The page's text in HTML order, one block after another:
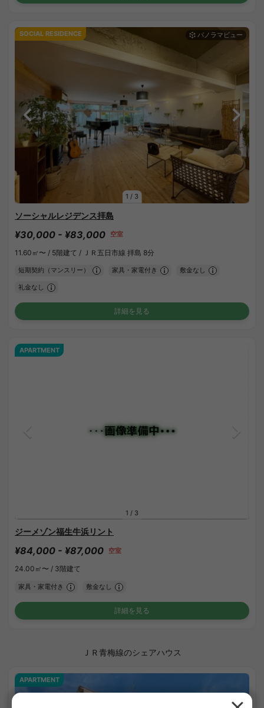
1 / 3
SOCIAL RESIDENCE
ソーシャルレジデンス拝島
¥30,000 - ¥83,000 空室
11.60㎡〜 / 5階建て / ＪＲ五日市線 拝島 8分
短期契約（マンスリー） 家具・家電付き 敷金なし
礼金なし
詳細を見る
1 / 3
APARTMENT
ジーメゾン福生牛浜リント
¥84,000 - ¥87,000 空室
24.00㎡〜 / 3階建て
家具・家電付き 敷金なし
詳細を見る
ＪＲ青梅線のシェアハウス
APARTMENT